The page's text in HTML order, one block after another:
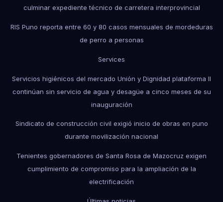
culminar expediente técnico de carretera interprovincial
RIS Puno reporta entre 60 y 80 casos mensuales de mordeduras
de perro a personas
Services
Servicios higiénicos del mercado Unión y Dignidad plataforma II
continúan sin servicio de agua y desagüe a cinco meses de su
inauguración
Sindicato de construcción civil exigió inicio de obras en puno
durante movilización nacional
Tenientes gobernadores de Santa Rosa de Mazocruz exigen
cumplimiento de compromiso para la ampliación de la
electrificación